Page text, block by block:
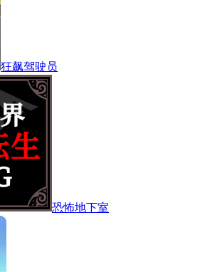
狂飙驾驶员
恐怖地下室